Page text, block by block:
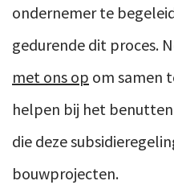
ondernemer te
gedurende dit proces.
met ons op om samen
helpen bij het
die deze
bouwprojecten.